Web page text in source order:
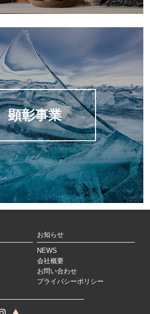
顕彰事業
お知らせ
NEWS
会社概要
お問い合わせ
プライバシーポリシー